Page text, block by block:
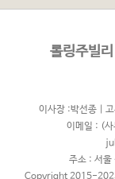
롤링주빌
이사장 :박선종 |
이메일 : (
주소 : 서